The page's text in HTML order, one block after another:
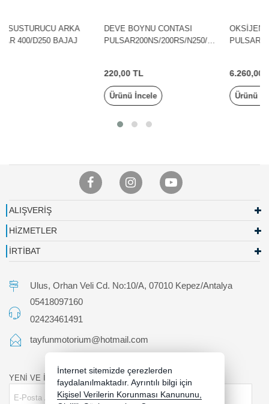
DEVE BOYNU CONTASI
PULSAR200NS/200RS/N250/F2
OKSİJEN SENSÖRÜ EURO 5
PULSAR
6.260,00 TL
Ürünü İncele
ALIŞVERİŞ
HİZMETLER
İRTİBAT
Ulus, Orhan Veli Cd. No:10/A, 07010 Kepez/Antalya
05418097160
02423461491
tayfunmotorium@hotmail.com
YENİ VE İNDİRİMLİ ÜRÜNLERDEN HABERDAR OLUN !
İnternet sitemizde çerezlerden
faydalanılmaktadır. Ayrıntılı bilgi için
Kişisel Verilerin Korunması Kanununu,